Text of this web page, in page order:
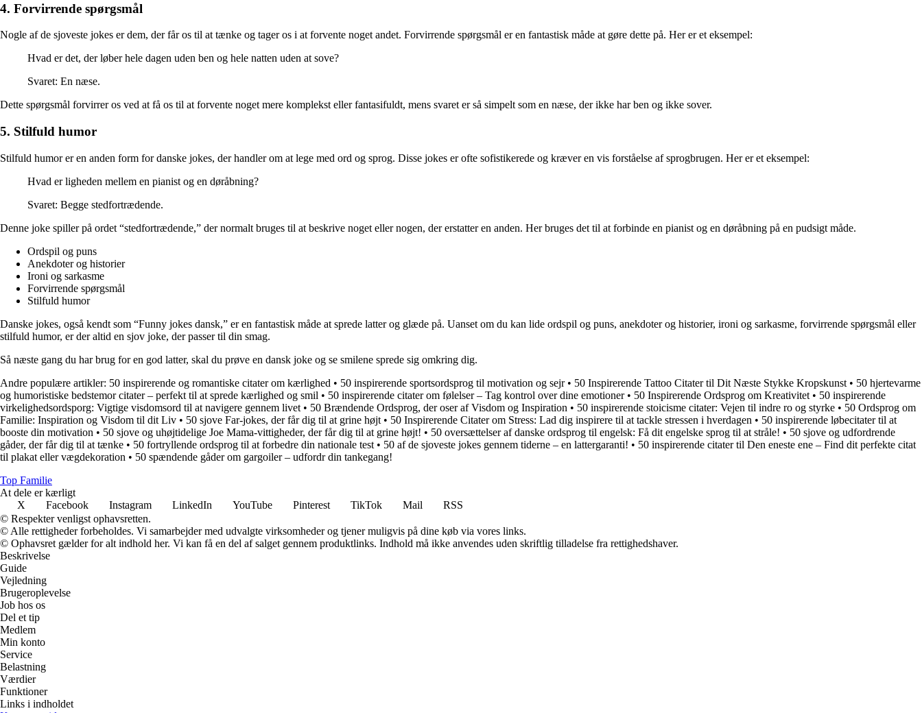
4. Forvirrende spørgsmål
Nogle af de sjoveste jokes er dem, der får os til at tænke og tager os i at forvente noget andet. Forvirrende spørgsmål er en fantastisk måde at gøre dette på. Her er et eksempel:
Hvad er det, der løber hele dagen uden ben og hele natten uden at sove?
Svaret: En næse.
Dette spørgsmål forvirrer os ved at få os til at forvente noget mere komplekst eller fantasifuldt, mens svaret er så simpelt som en næse, der ikke har ben og ikke sover.
5. Stilfuld humor
Stilfuld humor er en anden form for danske jokes, der handler om at lege med ord og sprog. Disse jokes er ofte sofistikerede og kræver en vis forståelse af sprogbrugen. Her er et eksempel:
Hvad er ligheden mellem en pianist og en døråbning?
Svaret: Begge stedfortrædende.
Denne joke spiller på ordet “stedfortrædende,” der normalt bruges til at beskrive noget eller nogen, der erstatter en anden. Her bruges det til at forbinde en pianist og en døråbning på en pudsigt måde.
Ordspil og puns
Anekdoter og historier
Ironi og sarkasme
Forvirrende spørgsmål
Stilfuld humor
Danske jokes, også kendt som “Funny jokes dansk,” er en fantastisk måde at sprede latter og glæde på. Uanset om du kan lide ordspil og puns, anekdoter og historier, ironi og sarkasme, forvirrende spørgsmål eller
stilfuld humor, er der altid en sjov joke, der passer til din smag.
Så næste gang du har brug for en god latter, skal du prøve en dansk joke og se smilene sprede sig omkring dig.
Andre populære artikler: 50 inspirerende og romantiske citater om kærlighed • 50 inspirerende sportsordsprog til motivation og sejr• 50 Inspirerende Tattoo Citater til Dit Næste Stykke Kropskunst • 50 hjertevarme
og humoristiske bedstemor citater – perfekt til at sprede kærlighed og smil • 50 inspirerende citater om følelser – Tag kontrol over dine emotioner• 50 Inspirerende Ordsprog om Kreativitet • 50 inspirerende
virkelighedsordsporg: Vigtige visdomsord til at navigere gennem livet • 50 Brændende Ordsprog, der oser af Visdom og Inspiration • 50 inspirerende stoicisme citater: Vejen til indre ro og styrke • 50 Ordsprog om
Familie: Inspiration og Visdom til dit Liv • 50 sjove Far-jokes, der får dig til at grine højt • 50 Inspirerende Citater om Stress: Lad dig inspirere til at tackle stressen i hverdagen • 50 inspirerende løbecitater til at
booste din motivation • 50 sjove og uhøjtidelige Joe Mama-vittigheder, der får dig til at grine højt! • 50 oversættelser af danske ordsprog til engelsk: Få dit engelske sprog til at stråle! • 50 sjove og udfordrende
gåder, der får dig til at tænke • 50 fortryllende ordsprog til at forbedre din nationale test • 50 af de sjoveste jokes gennem tiderne – en lattergaranti! • 50 inspirerende citater til Den eneste ene – Find dit perfekte citat
til plakat eller vægdekoration • 50 spændende gåder om gargoiler – udfordr din tankegang!
Top Familie
At dele er kærligt
X
Facebook Instagram LinkedIn YouTube Pinterest TikTok Mail
RSS
© Respekter venligst ophavsretten.
© Alle rettigheder forbeholdes. Vi samarbejder med udvalgte virksomheder og tjener muligvis på dine køb via vores links.
© Ophavsret gælder for alt indhold her. Vi kan få en del af salget gennem produktlinks. Indhold må ikke anvendes uden skriftlig tilladelse fra rettighedshaver.
Beskrivelse
Guide
Vejledning
Brugeroplevelse
Job hos os
Del et tip
Medlem
Min konto
Service
Belastning
Værdier
Funktioner
Links i indholdet